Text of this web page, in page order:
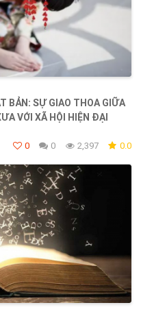
BẢN: SỰ GIAO THOA GIỮA
VỚI XÃ HỘI HIỆN ĐẠI
0 0 2,397 0.0